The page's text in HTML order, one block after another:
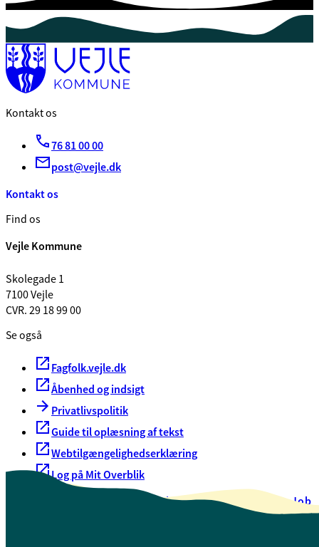
Kontakt os
76 81 00 00
post@vejle.dk
Kontakt os
Find os
Vejle Kommune
Skolegade 1
7100 Vejle
CVR. 29 18 99 00
Se også
Fagfolk.vejle.dk
Åbenhed og indsigt
Privatlivspolitik
Guide til oplæsning af tekst
Webtilgængelighedserklæring
Log på Mit Overblik
Oversigt over selvbetjeningJob